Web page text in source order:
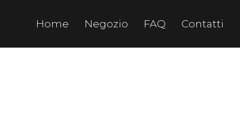
Home Negozio FAQ Contatti